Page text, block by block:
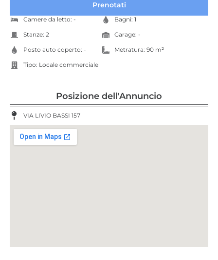
Prenotati
Camere da letto: - Bagni: 1
Stanze: 2 Garage: -
Posto auto coperto: - Metratura: 90 m²
Tipo: Locale commerciale
Posizione dell'Annuncio
VIA LIVIO BASSI 157